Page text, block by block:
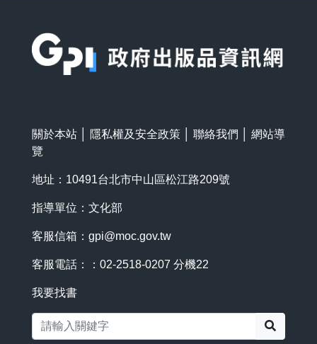
關於本站 隱私權及安全政策 聯絡我們
網站導
覽
地址：10491台北市中山區松江路209號
指導單位：文化部
客服信箱： gpi@moc.gov.tw
客服電話：：02-2518-0207 分機22
我要找書